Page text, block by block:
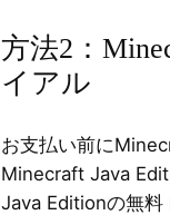
方法2：
イアル
お支払い前に
Minecraft Java
Java Editionの無料